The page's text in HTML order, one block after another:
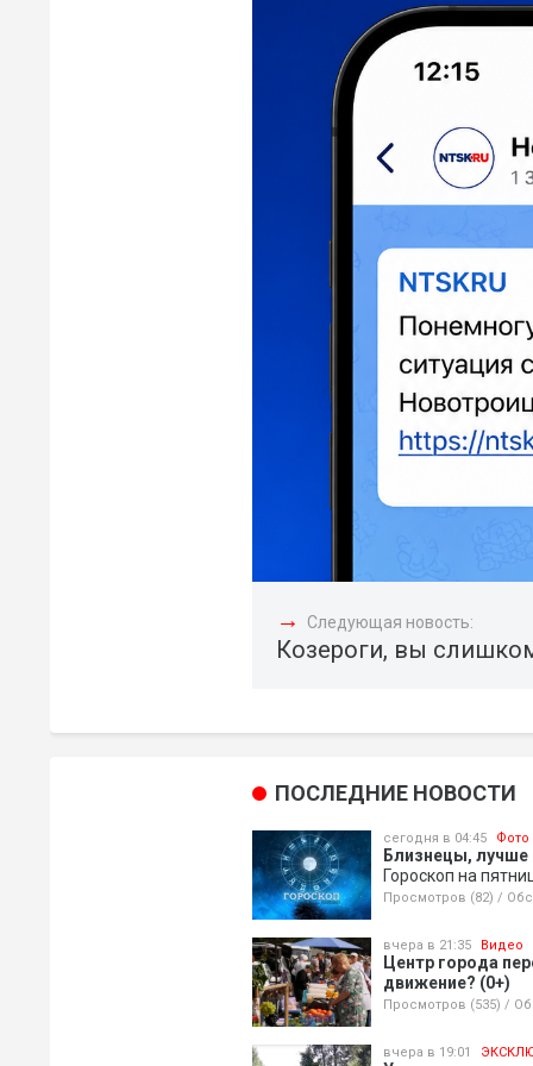
→ Следующая новость:
Козероги, вы
ПОСЛЕДНИЕ НОВОСТИ
сегодня в 04:45 Фото
Близнецы, лучше
Гороскоп на
Просмотров (82) /
вчера в 21:35 Видео
Центр города
движение? (0+)
Просмотров (535) /
вчера в 19:01